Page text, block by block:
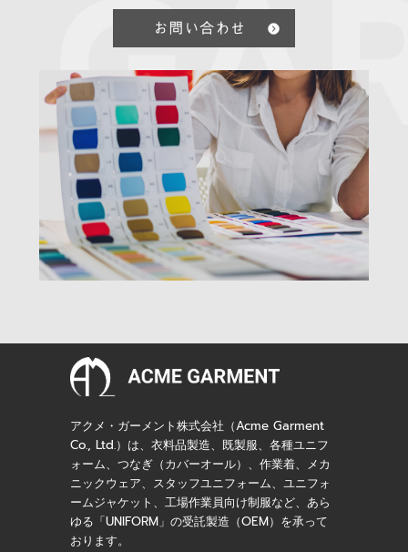
アクメ・ガーメント株式会社（Acme Garment
Co., Ltd.）は、衣料品製造、既製服、各種ユニフ
ォーム、つなぎ（カバーオール）、作業着、メカ
ニックウェア、スタッフユニフォーム、ユニフォ
ームジャケット、工場作業員向け制服など、あら
ゆる「UNIFORM」の受託製造（OEM）を承って
おります。